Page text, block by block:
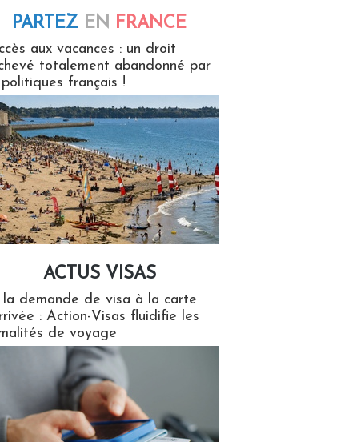
PARTEZ EN FRANCE
aux vacances : un droit
totalement abandonné par
français !
ACTUS VISAS
la demande de visa à la carte
: Action-Visas fluidifie les
de voyage